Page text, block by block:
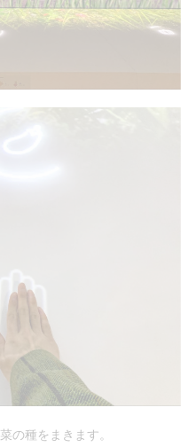
の種をまきます。